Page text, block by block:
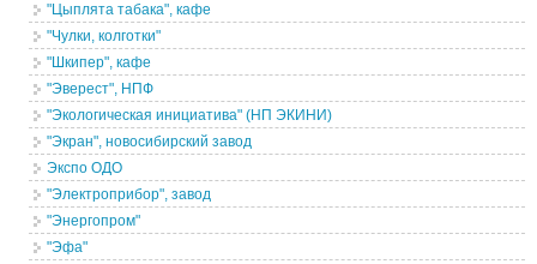
"Цыплята табака", кафе
"Чулки, колготки"
"Шкипер", кафе
"Эверест", НПФ
"Экологическая инициатива" (НП ЭКИНИ)
"Экран", новосибирский завод
Экспо ОДО
"Электроприбор", завод
"Энергопром"
"Эфа"